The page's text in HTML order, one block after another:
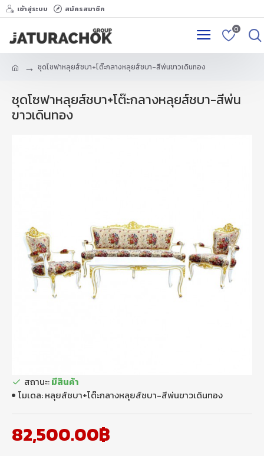
เข้าสู่ระบบ สมัครสมาชิก
0
ชุดโซฟาหลุยส์ชบา+โต๊ะกลางหลุยส์ชบา-สีพ่นขาวเดินทอง
ชุดโซฟาหลุยส์ชบา+โต๊ะกลางหลุยส์ชบา-สีพ่น
ขาวเดินทอง
82,500.00฿
สถานะ:มีสินค้า
โมเดล:หลุยส์ชบา+โต๊ะกลางหลุยส์ชบา-สีพ่นขาวเดินทอง